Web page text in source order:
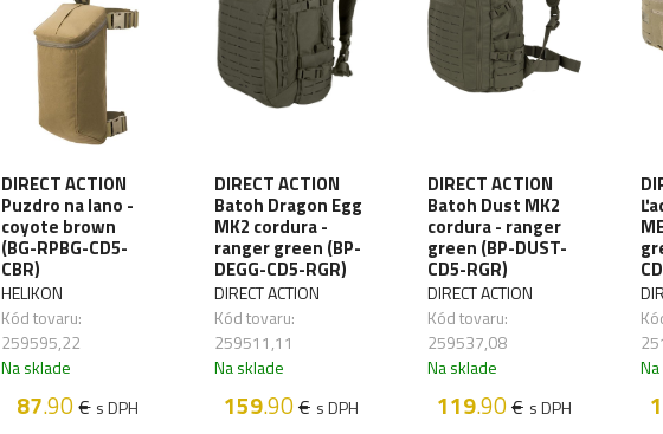
DIRECT ACTION
Puzdro na lano -
coyote brown
(BG-RPBG-CD5-
CBR)
HELIKON
Kód tovaru:
259595,22
Na sklade
87.90€ s DPH
DIRECT ACTION
Batoh Dragon Egg
MK2 cordura -
ranger green (BP-
DEGG-CD5-RGR)
DIRECT ACTION
Kód tovaru:
259511,11
Na sklade
159.90€ s DPH
DIRECT ACTION
Batoh Dust MK2
cordura - ranger
green (BP-DUST-
CD5-RGR)
DIRECT ACTION
Kód tovaru:
259537,08
Na sklade
119.90€ s DPH